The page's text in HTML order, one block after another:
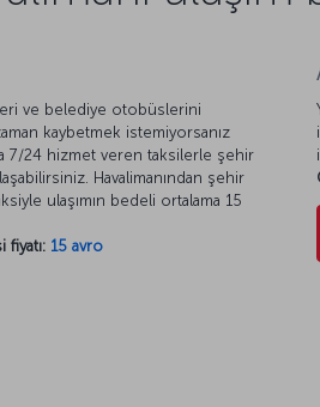
ve belediye otobüslerini
kaybetmek istemiyorsanız
7/24 hizmet veren taksilerle şehir
Havalimanından şehir
ulaşımın bedeli ortalama 15
fiyatı: 15 avro